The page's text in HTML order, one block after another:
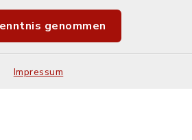
genommen
Impressum
Impressum
Sitemap